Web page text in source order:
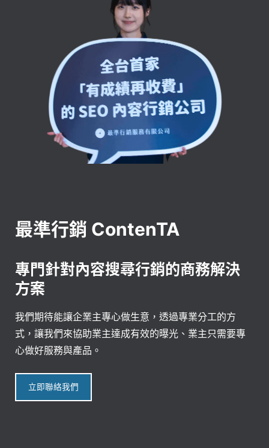
最準行銷 ContenTA
專門針對內容搜尋行銷的商務解決
方案
我們期待能讓企業主專心做生意，透過專業分工的方
式，讓我們來協助業主達成有效的曝光、業主只需要專
心做好服務與產品。
立即聯絡我們